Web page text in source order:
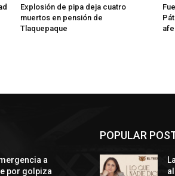
Explosión de pipa deja cuatro
muertos en pensión de
Tlaquepaque
a
por golpiza
POPULAR